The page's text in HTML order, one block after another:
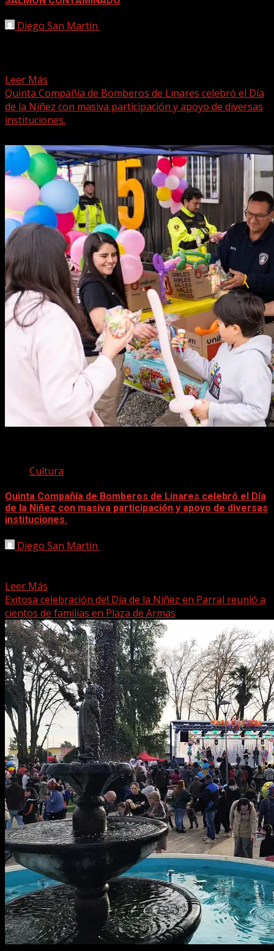
Diego San Martin
Leer Más
Quinta Compañía de Bomberos de Linares celebró el Día
de la Niñez con masiva participación y apoyo de diversas
instituciones.
Cultura
Quinta Compañía de Bomberos de Linares celebró el Día
de la Niñez con masiva participación y apoyo de diversas
instituciones.
Diego San Martin
Leer Más
Exitosa celebración del Día de la Niñez en Parral reunió a
cientos de familias en Plaza de Armas